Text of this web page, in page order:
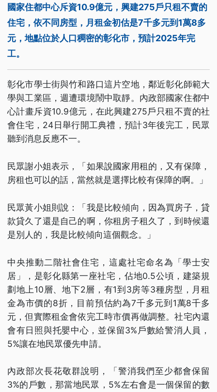
國家住都中心斥資10.9億元，興建275戶只租不賣的
住宅，依不同房型，月租金初估是7千多元到1萬8多
元，地點位於人口稠密的彰化市，預計2025年完
工。
彰化市學士街與竹和路口這片空地，鄰近彰化師範大
學與工業區，週遭環境鬧中取靜。內政部國家住都中
心計畫斥資10.9億元，在此興建275戶只租不賣的社
會住宅，24日舉行開工典禮，預計3年後完工，民眾
聽到消息反應不一。
民眾謝小姐表示，「如果說國家用租的，又有保障，
房租也可以的話，當然就是選擇比較有保障的啊。」
民眾黃小姐則說：「我是比較傾向，因為買房子，貸
款貸久了還是自己的啊，你租房子租久了，到時候還
是別人的，我是比較傾向這個觀念。」
中央推動二階社會住宅，這處社宅命名為「學士安
居」，是彰化縣第一座社宅，佔地0.5公頃，建築規
劃地上10層、地下2層，有1到3房等3種房型，月租
金為市價的8折，目前預估約為7千多元到1萬8千多
元，但實際租金會依完工時市價再做調整。社宅內還
會有日照與托嬰中心，並保留3%戶數給警消人員，
5%讓在地民眾優先申請。
內政部次長花敬群說明，「警消我們至少都會保留
3%的戶數，那當地民眾，5%左右會是一個保留的數